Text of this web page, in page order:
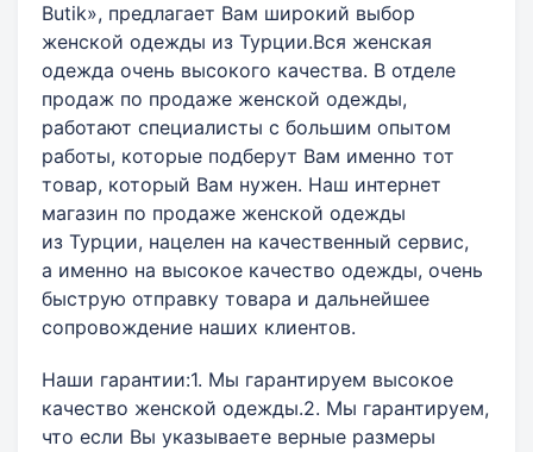
Butik», предлагает Вам широкий выбор
женской одежды из Турции.Вся женская
одежда очень высокого качества. В отделе
продаж по продаже женской одежды,
работают специалисты с большим опытом
работы, которые подберут Вам именно тот
товар, который Вам нужен. Наш интернет
магазин по продаже женской одежды
из Турции, нацелен на качественный сервис,
а именно на высокое качество одежды, очень
быструю отправку товара и дальнейшее
сопровождение наших клиентов.
Наши гарантии:1. Мы гарантируем высокое
качество женской одежды.2. Мы гарантируем,
что если Вы указываете верные размеры